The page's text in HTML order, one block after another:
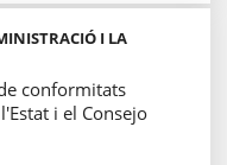
I LA
conformitats
i el Consejo